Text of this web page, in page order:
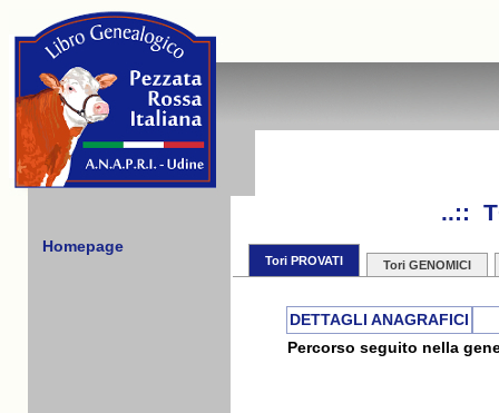
Homepage
..::
Tori PROVATI Tori GENOMICI
DETTAGLI ANAGRAFICI
Percorso seguito nella